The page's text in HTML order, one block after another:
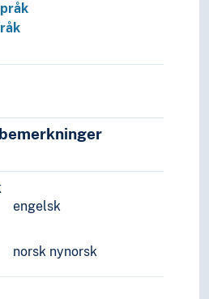
engelsk
norsk nynorsk